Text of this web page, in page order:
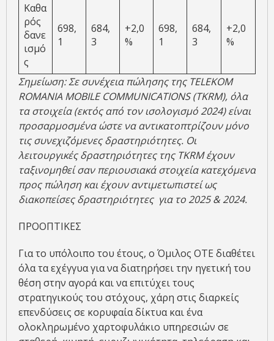
Καθα
ρός
δανε
ισμό
ς
698,
1
684,
3
+2,0
%
698,
1
684,
3
+2,0
%
Σημείωση: Σε συνέχεια πώλησης της TELEKOM
ROMANIA MOBILE COMMUNICATIONS(TKRM), όλα
τα στοιχεία (εκτός από τον ισολογισμό 2024) είναι
προσαρμοσμένα ώστε να αντικατοπτρίζουν μόνο
τις συνεχιζόμενες δραστηριότητες. Οι
λειτουργικές δραστηριότητες της TKRM έχουν
ταξινομηθεί σαν περιουσιακά στοιχεία κατεχόμενα
προς πώληση και έχουν αντιμετωπιστεί ως
διακοπείσες δραστηριότητες για το 2025 & 2024.
ΠΡΟΟΠΤΙΚΕΣ
Για το υπόλοιπο του έτους, ο Όμιλος ΟΤΕ διαθέτει
όλα τα εχέγγυα για να διατηρήσει την ηγετική του
θέση στην αγορά και να επιτύχει τους
στρατηγικούς του στόχους, χάρη στις διαρκείς
επενδύσεις σε κορυφαία δίκτυα και ένα
ολοκληρωμένο χαρτοφυλάκιο υπηρεσιών σε